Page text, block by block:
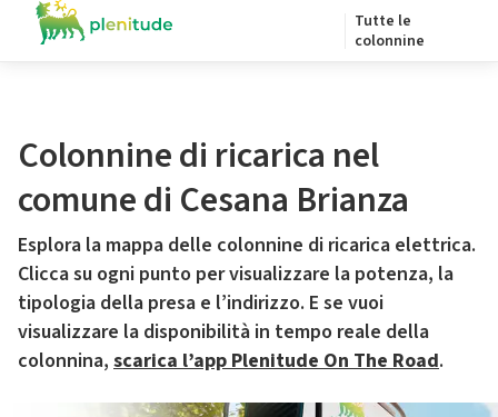
Tutte le
colonnine
Colonnine di ricarica nel
comune di Cesana Brianza
Esplora la mappa delle colonnine di ricarica elettrica.
Clicca su ogni punto per visualizzare la potenza, la
tipologia della presa e l’indirizzo. E se vuoi
visualizzare la disponibilità in tempo reale della
colonnina, scarica l’app Plenitude On The Road.